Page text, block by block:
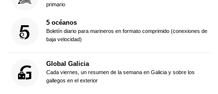
primario
5 océanos
Boletín diario para marineros en formato comprimido (conexiones de
baja velocidad)
Global Galicia
Cada viernes, un resumen de la semana en Galicia y sobre los
gallegos en el exterior